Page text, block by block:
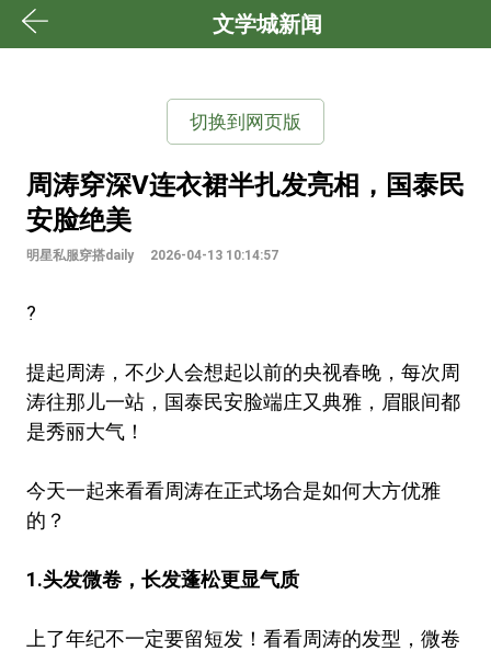
文学城新闻
切换到网页版
周涛穿深V连衣裙半扎发亮相，国泰民
安脸绝美
明星私服穿搭daily 2026-04-13 10:14:57
?
提起周涛，不少人会想起以前的央视春晚，每次周
涛往那儿一站，国泰民安脸端庄又典雅，眉眼间都
是秀丽大气！
今天一起来看看周涛在正式场合是如何大方优雅
的？
1.头发微卷，长发蓬松更显气质
上了年纪不一定要留短发！看看周涛的发型，微卷